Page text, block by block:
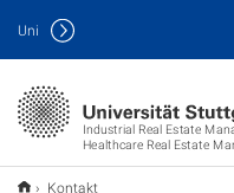
Industrial Real Estate
Healthcare Real Estate
Uni
Kontakt